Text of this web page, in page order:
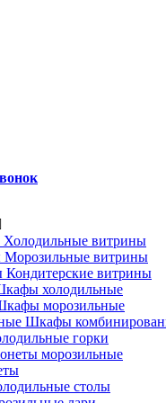
Холодильные витрины
Морозильные витрины
Кондитерские витрины
холодильные
морозильные
Шкафы
горки
морозильные
столы